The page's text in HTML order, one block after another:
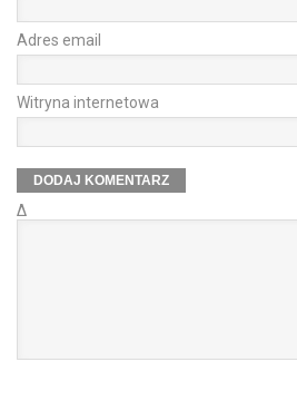
Adres email
Witryna internetowa
Δ